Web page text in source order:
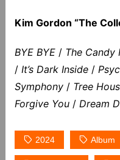
Kim Gordon “The
BYE BYE/ The Candy
/ It’s Dark Inside/
Symphony/ Tree
Forgive You/ Dream
2024 Album